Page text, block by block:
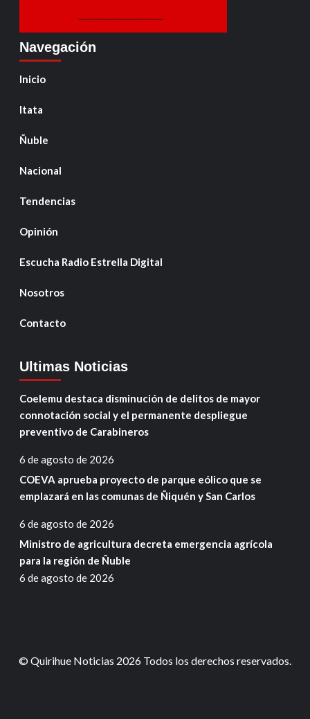
Navegación
Inicio
Itata
Ñuble
Nacional
Tendencias
Opinión
Escucha Radio Estrella Digital
Nosotros
Contacto
Ultimas Noticias
Coelemu destaca disminución de delitos de mayor
connotación social y el permanente despliegue
preventivo de Carabineros
6 de agosto de 2026
COEVA aprueba proyecto de parque eólico que se
emplazará en las comunas de Ñiquén y San Carlos
6 de agosto de 2026
Ministro de agricultura decreta emergencia agrícola
para la región de Ñuble
6 de agosto de 2026